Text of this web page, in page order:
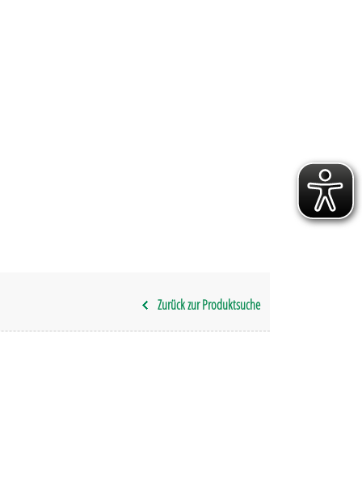
Zurück zur Produktsuche